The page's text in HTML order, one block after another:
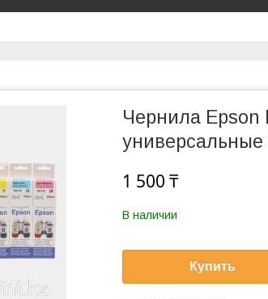
Чернила Epson
универсальные
1 500 ₸
В наличии
Купить